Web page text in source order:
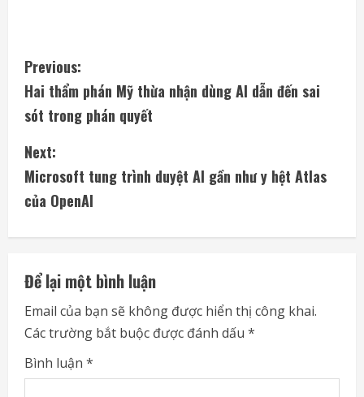
C
o
n
t
i
n
u
e
R
e
Previous:
Hai thẩm phán Mỹ thừa nhận dùng AI dẫn đến sai
sót trong phán quyết
Next:
Microsoft tung trình duyệt AI gần như y hệt Atlas
của OpenAI
Để lại một bình luận
Email của bạn sẽ không được hiển thị công khai.
Các trường bắt buộc được đánh dấu *
Bình luận *